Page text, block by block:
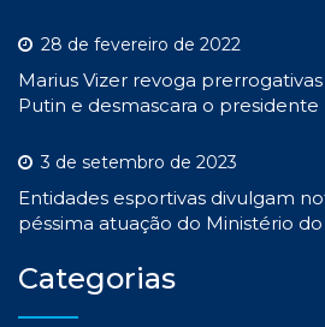
28 de fevereiro de 2022
Marius Vizer revoga
Putin e desmascara o presidente
3 de setembro de 2023
Entidades esportivas divulgam
péssima atuação do Ministério
Categorias